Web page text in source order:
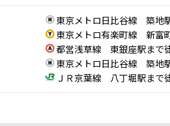
東京メトロ日比谷線 築地
東京メトロ有楽町線 新富
都営浅草線 東銀座駅まで
東京メトロ日比谷線 築地
ＪＲ京葉線 八丁堀駅まで